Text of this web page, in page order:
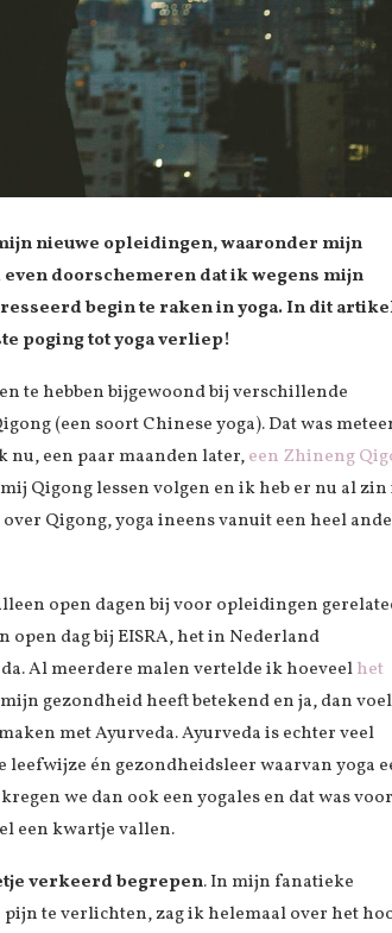
nieuwe opleidingen, waaronder mijn
doorschemeren dat ik wegens mijn
begin te raken in yoga. In dit
poging tot yoga verliep!
te hebben bijgewoond bij verschillende
(een soort Chinese yoga). Dat was
nu, een paar maanden later,een Zhineng
Qigong lessen volgen en ik heb er nu al
Qigong, yoga ineens vanuit een heel
open dagen bij voor opleidingen
open dag bij EISRA, het in Nederland
Al meerdere malen vertelde ik hoeveelhet
gezondheid heeft betekend en ja, dan
met Ayurveda. Ayurveda is echter veel
én gezondheidsleer waarvan yoga
we dan ook een yogales en dat was voor
een kwartje vallen.
verkeerd begrepen. In mijn fanatieke
te verlichten, zag ik helemaal over het